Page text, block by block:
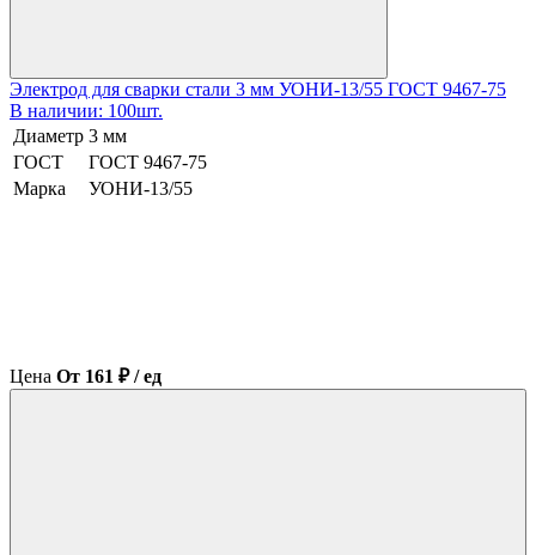
Электрод для сварки стали 3 мм УОНИ-13/55 ГОСТ 9467-75
В наличии: 100шт.
Диаметр 3 мм
ГОСТ
ГОСТ 9467-75
Марка
УОНИ-13/55
Цена От 161 ₽ / ед